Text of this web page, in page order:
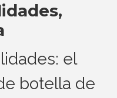
el
botella de